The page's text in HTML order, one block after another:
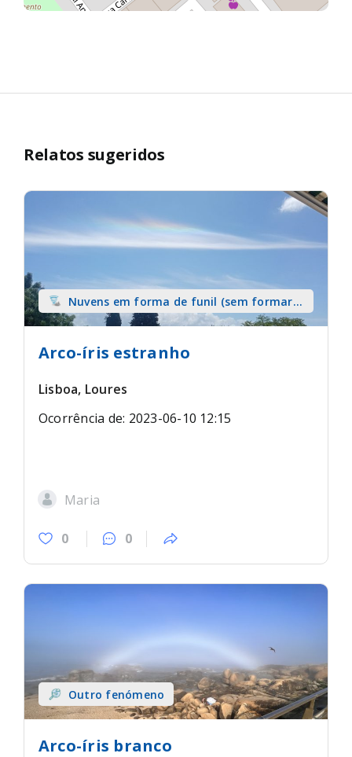
Relatos sugeridos
Nuvens em forma de funil (sem formar
tromba) sobre terra
Arco-íris estranho
Lisboa, Loures
Ocorrência de: 2023-06-10 12:15
Maria
0 0
Outro fenómeno
Arco-íris branco